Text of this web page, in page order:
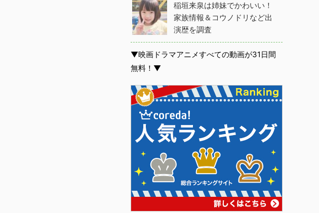
稲垣来泉は姉妹でかわいい！
家族情報＆コウノドリなど出
演歴を調査
▼映画ドラマアニメすべての動画が31日間
無料！▼